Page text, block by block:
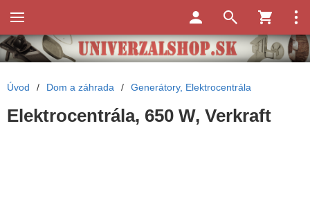
Úvod / Dom a záhrada / Generátory, Elektrocentrála
Elektrocentrála, 650 W, Verkraft